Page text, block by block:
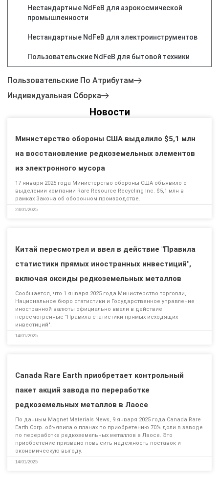
Нестандартные NdFeB для аэрокосмической
промышленности
Нестандартные NdFeB для электроинструментов
Пользовательские NdFeB для бытовой техники
Пользовательские По Атрибутам
Индивидуальная Сборка
Новости
Министерство обороны США выделило $5,1 млн
на восстановление редкоземельных элементов
из электронного мусора
17 января 2025 года Министерство обороны США объявило о
выделении компании Rare Resource Recycling Inc. $5,1 млн в
рамках Закона об оборонном производстве.
23/01/2025
Китай пересмотрел и ввел в действие "Правила
статистики прямых иностранных инвестиций",
включая оксиды редкоземельных металлов
Сообщается, что 1 января 2025 года Министерство торговли,
Национальное бюро статистики и Государственное управление
иностранной валюты официально ввели в действие
пересмотренные "Правила статистики прямых исходящих
инвестиций".
14/01/2025
Canada Rare Earth приобретает контрольный
пакет акций завода по переработке
редкоземельных металлов в Лаосе
По данным Magnet Materials News, 9 января 2025 года Canada Rare
Earth Corp. объявила о планах по приобретению 70% доли в заводе
по переработке редкоземельных металлов в Лаосе. Это
приобретение призвано повысить надежность поставок и
экономическую выгоду.
14/01/2025